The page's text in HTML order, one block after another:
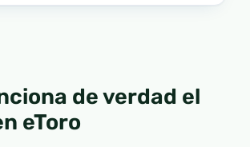
de verdad el
eToro